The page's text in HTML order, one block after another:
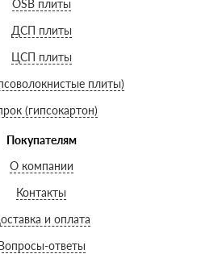
OSB плиты
ДСП плиты
ЦСП плиты
плиты)
(гипсокартон)
Покупателям
О компании
Контакты
и оплата
ответы